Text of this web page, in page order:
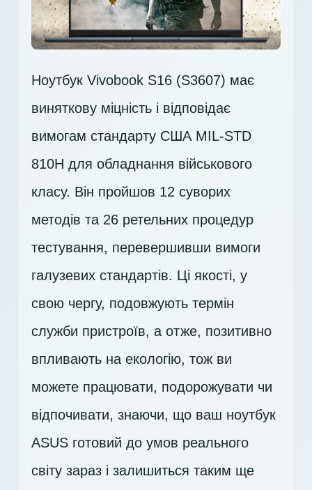
Ноутбук Vivobook S16 (S3607) має
виняткову міцність і відповідає
вимогам стандарту США MIL-STD
810H для обладнання військового
класу. Він пройшов 12 суворих
методів та 26 ретельних процедур
тестування, перевершивши вимоги
галузевих стандартів. Ці якості, у
свою чергу, подовжують термін
служби пристроїв, а отже, позитивно
впливають на екологію, тож ви
можете працювати, подорожувати чи
відпочивати, знаючи, що ваш ноутбук
ASUS готовий до умов реального
світу зараз і залишиться таким ще